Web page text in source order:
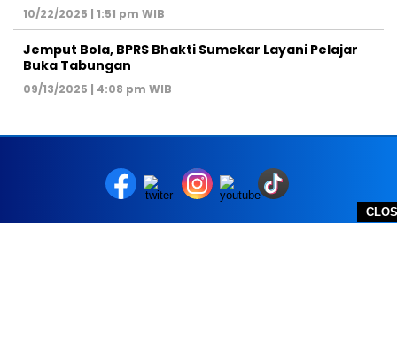
10/22/2025 | 1:51 pm WIB
Jemput Bola, BPRS Bhakti Sumekar Layani Pelajar
Buka Tabungan
09/13/2025 | 4:08 pm WIB